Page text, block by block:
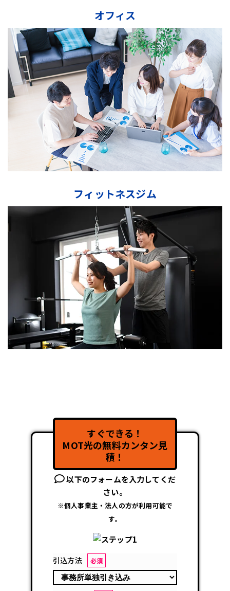
オフィス
フィットネスジム
すぐできる！
MOT光の無料カンタン見
積！
以下のフォームを入力してくだ
さい。
※個人事業主・法人の方が利用可能で
す。
引込方法 必須